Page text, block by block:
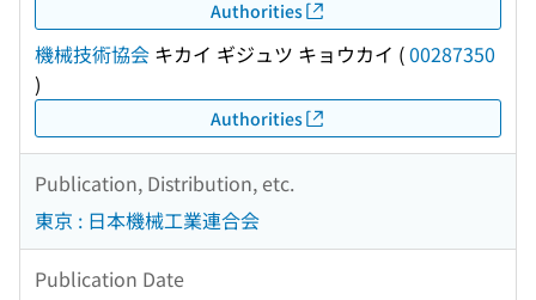
Authorities
機械技術協会 キカイ ギジュツ キョウカイ (00287350
)
Authorities
Publication, Distribution, etc.
東京 : 日本機械工業連合会
Publication Date